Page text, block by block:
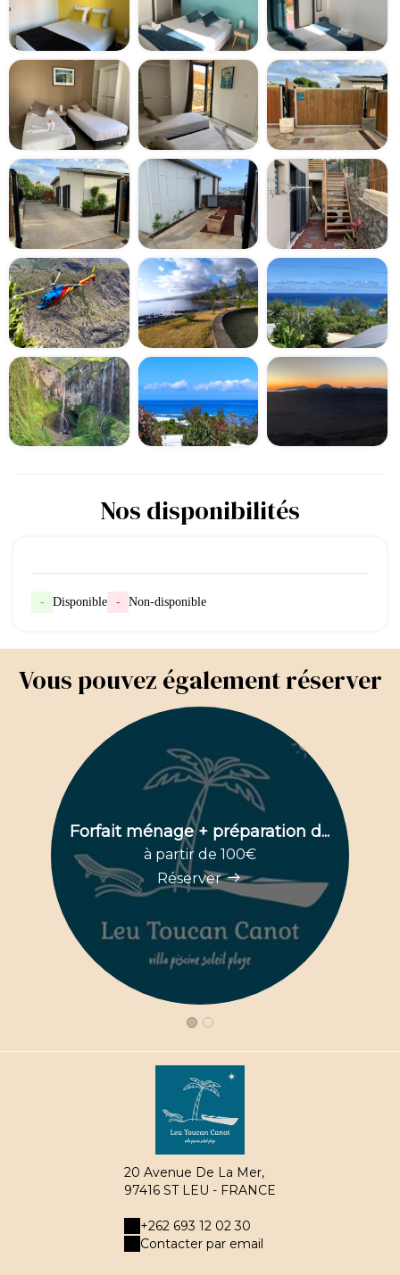
Nos disponibilités
- Disponible - Non-disponible
Vous pouvez également réserver
Forfait ménage + préparation d...
à partir de 100€
Réserver
20 Avenue De La Mer,
97416 ST LEU - FRANCE
+262 693 12 02 30
Contacter par email